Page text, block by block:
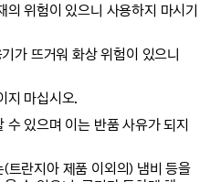
의 위험이 있으니 사용하지 마시기
가 뜨거워 화상 위험이 있으니
지 마십시오.
수 있으며 이는 반품 사유가 되지
(트란지아 제품 이외의) 냄비 등을